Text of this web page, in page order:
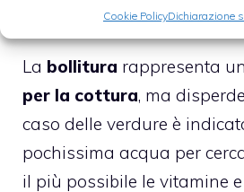
Cookie PolicyDichiarazione
sapore gustoso.
La bollitura rappresenta un
per la cottura, ma
caso delle verdure è
pochissima acqua per
il più possibile le vitamine